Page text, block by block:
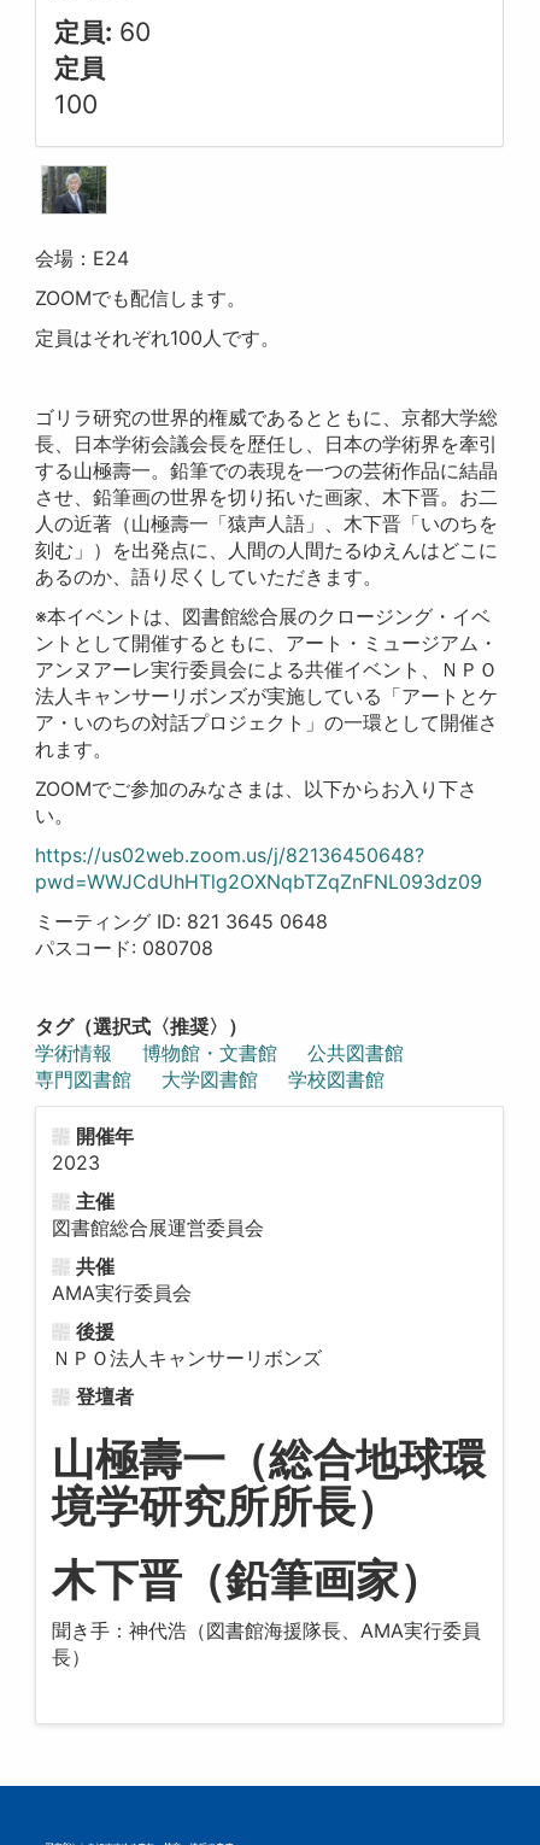
定員: 60
定員
100
会場：E24
ZOOMでも配信します。
定員はそれぞれ100人です。
ゴリラ研究の世界的権威であるとともに、京都大学総
長、 日本学術会議会長を歴任し、日本の学術界を牽引
する山極壽一。鉛筆での表現を一つの芸術作品に結晶
させ、鉛筆画の世界を切り拓いた画家、木下晋。お二
人の近著（山極壽一「猿声人語」、木下晋「いのちを
刻む」）を出発点に、 人間の人間たるゆえんはどこに
あるのか、語り尽くしていただきます。
※本イベントは、図書館総合展のクロージング・イベ
ントとして開催するともに、アート・ミュージアム・
アンヌアーレ実行委員会による共催イベント、ＮＰＯ
法人キャンサーリボンズが実施している「アートとケ
ア・いのちの対話プロジェクト」の一環として開催さ
れます。
ZOOMでご参加のみなさまは、以下からお入り下さ
い。
https://us02web.zoom.us/j/82136450648?
pwd=WWJCdUhHTlg2OXNqbTZqZnFNL093dz09
ミーティング ID: 821 3645 0648
パスコード: 080708
タグ（選択式〈推奨〉）
学術情報
博物館・文書館
公共図書館
専門図書館
大学図書館 学校図書館
開催年
2023
主催
図書館総合展運営委員会
共催
AMA実行委員会
後援
ＮＰＯ法人キャンサーリボンズ
登壇者
山極壽一（総合地球環
境学研究所所長）
木下晋（鉛筆画家）
聞き手：神代浩（図書館海援隊長、AMA実行委員
長）